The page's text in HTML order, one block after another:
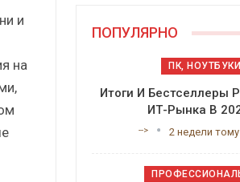
и
на
ПОПУЛЯРНО
ПК, НОУТБУКИ
Итоги И Бестселлеры
ИТ-Рынка В
--> 2 недели